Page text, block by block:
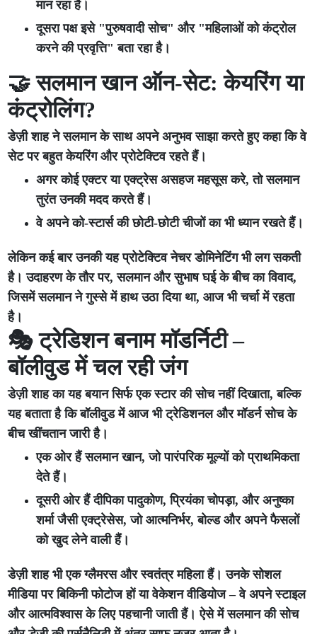
मान रहा है।
दूसरा पक्ष इसे "पुरुषवादी सोच" और "महिलाओं को कंट्रोल
करने की प्रवृत्ति" बता रहा है।
🤝 सलमान खान ऑन-सेट: केयरिंग या
कंट्रोलिंग?
डेज़ी शाह ने सलमान के साथ अपने अनुभव साझा करते हुए कहा कि वे
सेट पर बहुत केयरिंग और प्रोटेक्टिव रहते हैं।
अगर कोई एक्टर या एक्ट्रेस असहज महसूस करे, तो सलमान
तुरंत उनकी मदद करते हैं।
वे अपने को-स्टार्स की छोटी-छोटी चीजों का भी ध्यान रखते हैं।
लेकिन कई बार उनकी यह प्रोटेक्टिव नेचर डोमिनेटिंग भी लग सकती
है। उदाहरण के तौर पर, सलमान और सुभाष घई के बीच का विवाद,
जिसमें सलमान ने गुस्से में हाथ उठा दिया था, आज भी चर्चा में रहता
है।
🎭 ट्रेडिशन बनाम मॉडर्निटी –
बॉलीवुड में चल रही जंग
डेज़ी शाह का यह बयान सिर्फ एक स्टार की सोच नहीं दिखाता, बल्कि
यह बताता है कि बॉलीवुड में आज भी ट्रेडिशनल और मॉडर्न सोच के
बीच खींचतान जारी है।
एक ओर हैं सलमान खान, जो पारंपरिक मूल्यों को प्राथमिकता
देते हैं।
दूसरी ओर हैं दीपिका पादुकोण, प्रियंका चोपड़ा, और अनुष्का
शर्मा जैसी एक्ट्रेसेस, जो आत्मनिर्भर, बोल्ड और अपने फैसलों
को खुद लेने वाली हैं।
डेज़ी शाह भी एक ग्लैमरस और स्वतंत्र महिला हैं। उनके सोशल
मीडिया पर बिकिनी फोटोज हों या वेकेशन वीडियोज – वे अपने स्टाइल
और आत्मविश्वास के लिए पहचानी जाती हैं। ऐसे में सलमान की सोच